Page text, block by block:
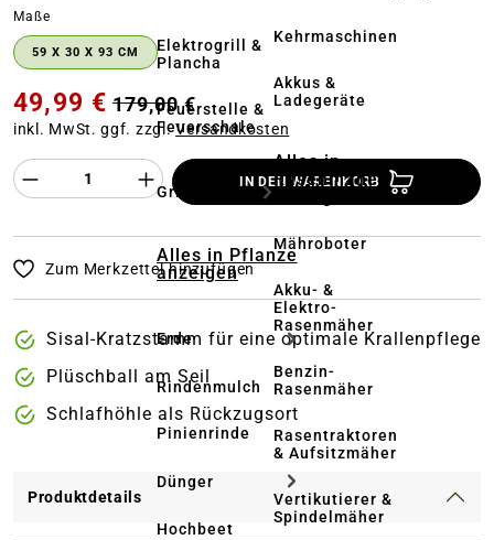
Elektrogrill &
Plancha
Feuerstelle &
Feuerschale
Grillzubehör
Alles in Pflanze
anzeigen
Erde
Rindenmulch
Pinienrinde
Dünger
Hochbeet
Kehrmaschinen
Akkus &
Ladegeräte
Alles in
Rasenmäher
Mähroboter
Akku- &
Elektro-
Rasenmäher
Benzin-
Rasenmäher
Rasentraktoren
& Aufsitzmäher
Vertikutierer &
Spindelmäher
Maßeauswählen
59 X 30 X 93 CM
49,99 € 179,00 €
inkl. MwSt. ggf. zzgl.Versandkosten
Produkt Anzahl des Produktes
IN DEN WARENKORB
Zum Merkzettel hinzufügen
Sisal-Kratzstamm für eine optimale Krallenpflege
Plüschball am Seil
Schlafhöhle als Rückzugsort
Produktdetails